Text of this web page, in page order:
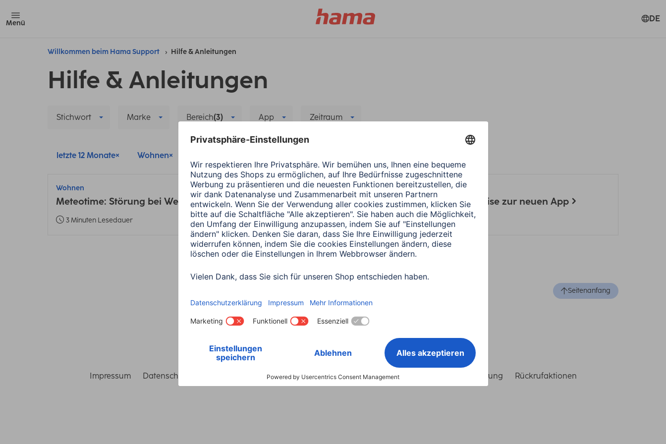
Menü DE
Willkommen beim Hama Support Hilfe & Anleitungen
Hilfe & Anleitungen
Stichwort Marke Bereich(3) App Zeitraum
letzte 12 Monate Wohnen
Wohnen
Meteotime: Störung bei Wettervorhersage
3 Minuten Lesedauer
Hama Smart Home
Hama Home: Tipps und Hinweise zur neuen App
5 Minuten Lesedauer
Seitenanfang
Land wählen
Impressum Datenschutz Garantiebestimmungen Konformitätserklärungen Barrierefreiheitserklärung Rückrufaktionen